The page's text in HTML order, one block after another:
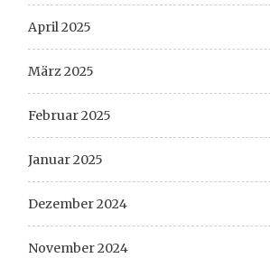
April 2025
März 2025
Februar 2025
Januar 2025
Dezember 2024
November 2024